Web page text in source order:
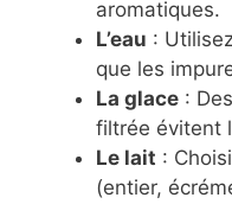
aromatiques.
L’eau :
que les
La glace :
filtrée évitent
Le lait :
(entier,